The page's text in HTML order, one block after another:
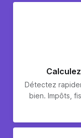
Détectez
bien. Impôts,